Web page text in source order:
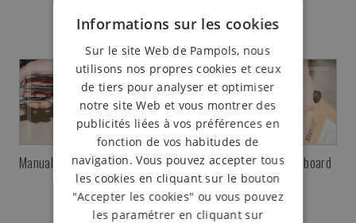
Manual staplers Staplers for closing cardboard
boxes
Informations sur les cookies
Sur le site Web de Pampols, nous
utilisons nos propres cookies et ceux
de tiers pour analyser et optimiser
notre site Web et vous montrer des
publicités liées à vos préférences en
fonction de vos habitudes de
navigation. Vous pouvez accepter tous
les cookies en cliquant sur le bouton
"Accepter les cookies" ou vous pouvez
les paramétrer en cliquant sur